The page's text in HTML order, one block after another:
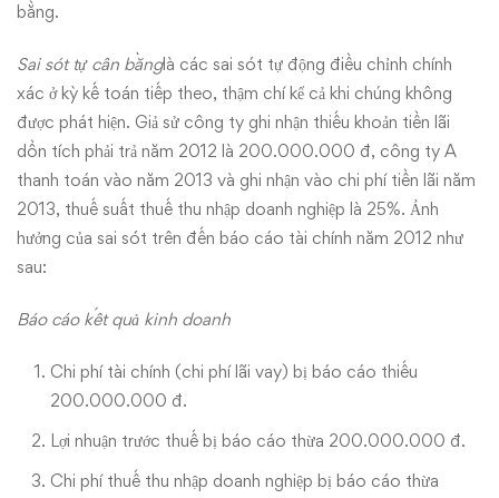
bằng.
Sai sót tự cân bằnglà các sai sót tự động điều chỉnh chính
xác ở kỳ kế toán tiếp theo, thậm chí kể cả khi chúng không
được phát hiện. Giả sử công ty ghi nhận thiếu khoản tiền lãi
dồn tích phải trả năm 2012 là 200.000.000 đ, công ty A
thanh toán vào năm 2013 và ghi nhận vào chi phí tiền lãi năm
2013, thuế suất thuế thu nhập doanh nghiệp là 25%. Ảnh
hưởng của sai sót trên đến báo cáo tài chính năm 2012 như
sau:
Báo cáo kết quả kinh doanh
Chi phí tài chính (chi phí lãi vay) bị báo cáo thiếu
200.000.000 đ.
Lợi nhuận trước thuế bị báo cáo thừa 200.000.000 đ.
Chi phí thuế thu nhập doanh nghiệp bị báo cáo thừa